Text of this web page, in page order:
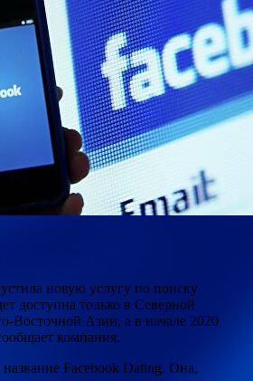
новую услугу по поиску
доступна только в Северной
Азии, а в начале 2020
компания.
Facebook Dating. Она,